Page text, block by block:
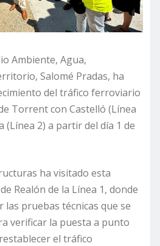
Ambiente, Agua,
Salomé Pradas, ha
del tráfico ferroviario
Torrent con Castelló (Línea
(Línea 2) a partir del día 1 de
ha visitado esta
Realón de la Línea 1, donde
pruebas técnicas que se
verificar la puesta a punto
el tráfico